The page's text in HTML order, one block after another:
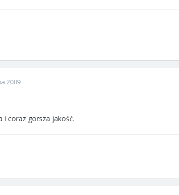
2009
i coraz gorsza jakość.